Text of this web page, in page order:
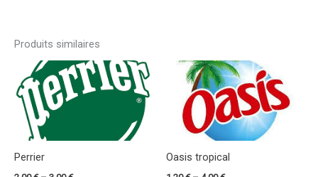
Produits similaires
Perrier
Ce
produit
variations.
Oasis tropical
Ce
produit
a
plusieurs
variations.